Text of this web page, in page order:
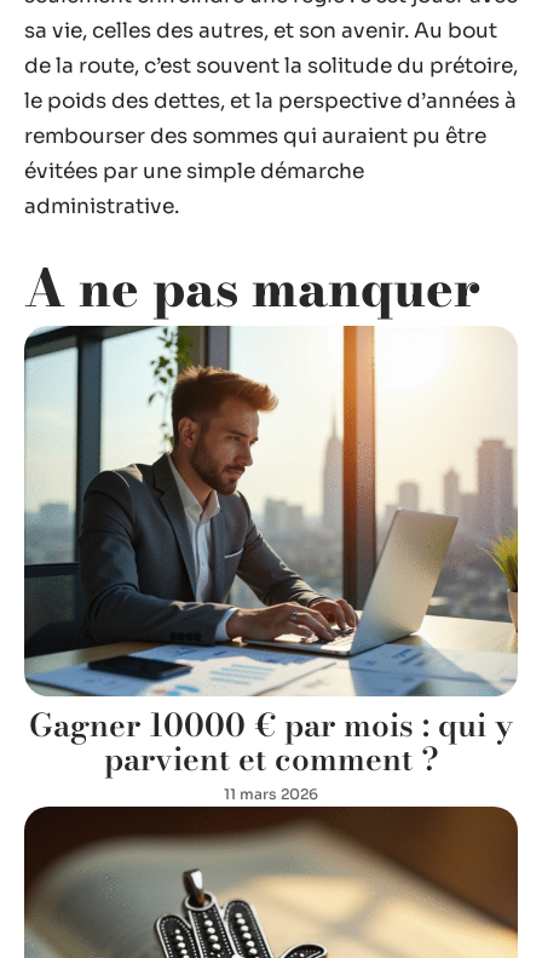
sa vie, celles des autres, et son avenir. Au bout
de la route, c’est souvent la solitude du prétoire,
le poids des dettes, et la perspective d’années à
rembourser des sommes qui auraient pu être
évitées par une simple démarche
administrative.
A ne pas manquer
Gagner 10000 € par mois : qui y
parvient et comment ?
11 mars 2026